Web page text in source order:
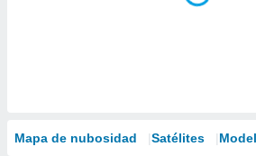
Mapa de nubosidad Satélites